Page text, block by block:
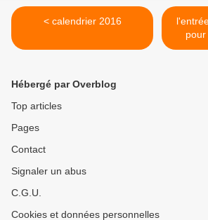
< calendrier 2016
Hébergé par Overblog
Top articles
Pages
Contact
Signaler un abus
C.G.U.
Cookies et données personnelles